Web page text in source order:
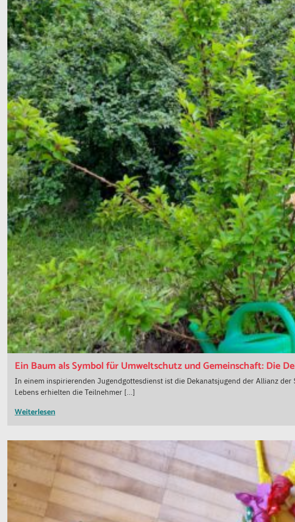
Ein Baum als Symbol für Umweltschutz und Gemeinschaft: Die
In einem inspirierenden Jugendgottesdienst ist die Dekanatsjugend der Allianz
Lebens erhielten die Teilnehmer […]
Weiterlesen